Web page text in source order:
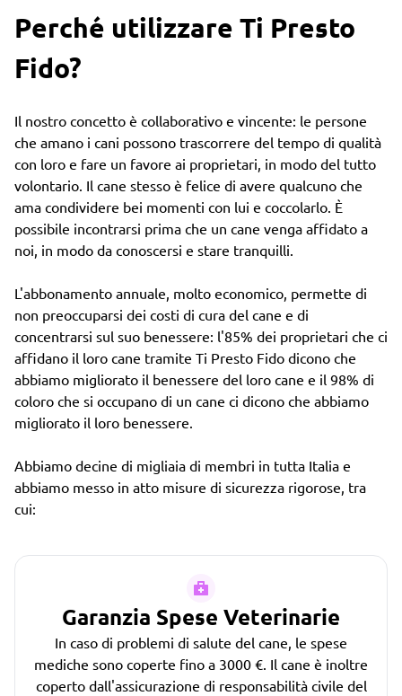
Perché utilizzare Ti Presto
Fido?
Il nostro concetto è collaborativo e vincente: le persone
che amano i cani possono trascorrere del tempo di qualità
con loro e fare un favore ai proprietari, in modo del tutto
volontario. Il cane stesso è felice di avere qualcuno che
ama condividere bei momenti con lui e coccolarlo. È
possibile incontrarsi prima che un cane venga affidato a
noi, in modo da conoscersi e stare tranquilli.
L'abbonamento annuale, molto economico, permette di
non preoccuparsi dei costi di cura del cane e di
concentrarsi sul suo benessere: l'85% dei proprietari che ci
affidano il loro cane tramite Ti Presto Fido dicono che
abbiamo migliorato il benessere del loro cane e il 98% di
coloro che si occupano di un cane ci dicono che abbiamo
migliorato il loro benessere.
Abbiamo decine di migliaia di membri in tutta Italia e
abbiamo messo in atto misure di sicurezza rigorose, tra
cui:
Garanzia Spese Veterinarie
In caso di problemi di salute del cane, le spese
mediche sono coperte fino a 3000 €. Il cane è inoltre
coperto dall'assicurazione di responsabilità civile del